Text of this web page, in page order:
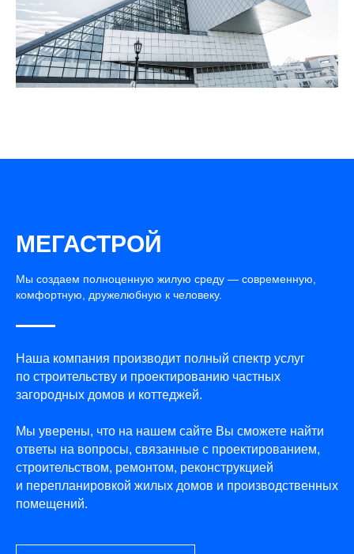
МЕГАСТРОЙ
Мы создаем полноценную жилую среду — современную,
комфортную, дружелюбную к человеку.
Наша компания производит полный спектр услуг
по строительству и проектированию частных
загородных домов и коттеджей.
Мы уверены, что на нашем сайте Вы сможете найти
ответы на вопросы, связанные с проектированием,
строительством, ремонтом, реконструкцией
и перепланировкой жилых домов и производственных
помещений.